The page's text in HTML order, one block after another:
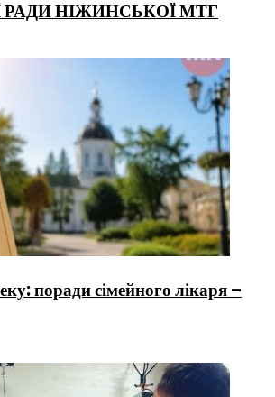
НІЖИНСЬКОЇ МТГ
поради сімейного лікаря –